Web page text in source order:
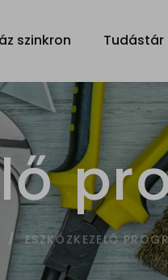
szinkron Tudástár
ESZKÖZKEZELŐ